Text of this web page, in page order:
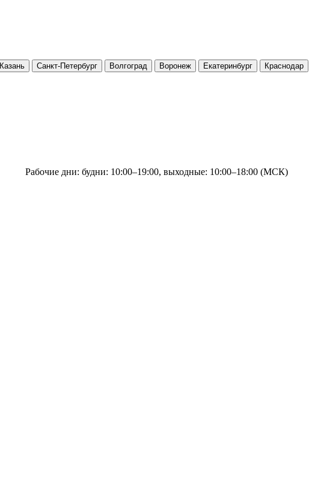
Казань Санкт-Петербург Волгоград Воронеж Екатеринбург Краснодар
Рабочие дни: будни: 10:00–19:00, выходные: 10:00–18:00 (МСК)